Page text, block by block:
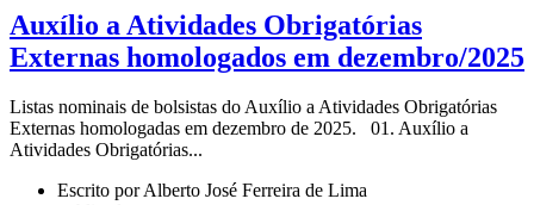
Auxílio a Atividades Obrigatórias
Externas homologados em dezembro/2025
Listas nominais de bolsistas do Auxílio a Atividades Obrigatórias
Externas homologadas em dezembro de 2025. 01. Auxílio a
Atividades Obrigatórias...
Escrito por Alberto José Ferreira de Lima